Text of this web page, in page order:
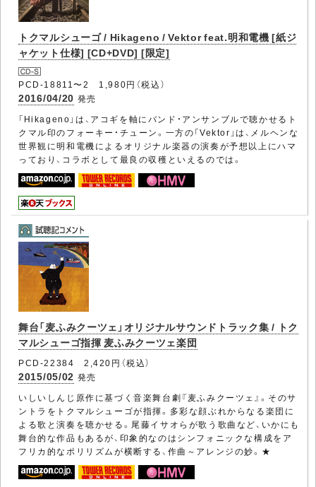
トクマルシューゴ / Hikageno / Vektor feat.明和電機 [紙ジ
ャケット仕様] [CD+DVD] [限定]
PCD-18811〜2 1,980円（税込）
2016/04/20 発売
「Hikageno」は、アコギを軸にバンド・アンサンブルで聴かせるト
クマル印のフォーキー・チューン。一方の「Vektor」は、メルヘンな
世界観に明和電機によるオリジナル楽器の演奏が予想以上にハマ
っており、コラボとして最良の収穫といえるのでは。
舞台「麦ふみクーツェ」オリジナルサウンドトラック集 / トク
マルシューゴ指揮 麦ふみクーツェ楽団
PCD-22384 2,420円（税込）
2015/05/02 発売
いしいしんじ原作に基づく音楽舞台劇『麦ふみクーツェ』。そのサ
ントラをトクマルシューゴが指揮。多彩な顔ぶれからなる楽団に
よる歌と演奏を聴かせる。尾藤イサオらが歌う歌曲など、いかにも
舞台的な作品もあるが、印象的なのはシンフォニックな構成をア
フリカ的なポリリズムが横断する、作曲～アレンジの妙。★